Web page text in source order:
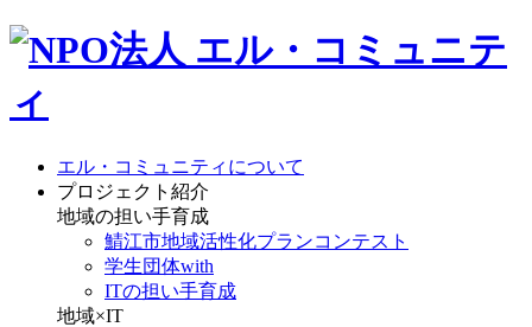
エル・コミュニティについて
プロジェクト紹介
地域の担い手育成
鯖江市地域活性化プランコンテスト
学生団体with
ITの担い手育成
地域×IT